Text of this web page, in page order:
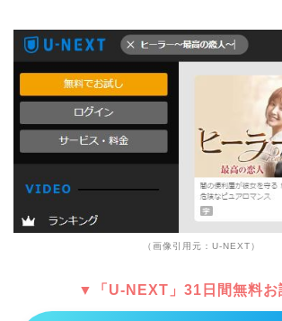
（画像引用元：U-NEXT）
▼「U-NEXT」31日間無料